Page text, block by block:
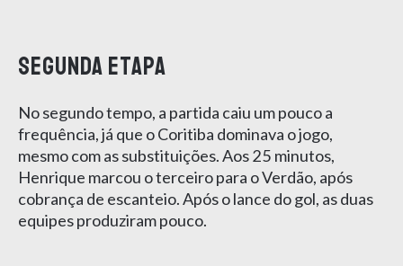
Segunda etapa
No segundo tempo, a partida caiu um pouco a
frequência, já que o Coritiba dominava o jogo,
mesmo com as substituições. Aos 25 minutos,
Henrique marcou o terceiro para o Verdão, após
cobrança de escanteio. Após o lance do gol, as duas
equipes produziram pouco.